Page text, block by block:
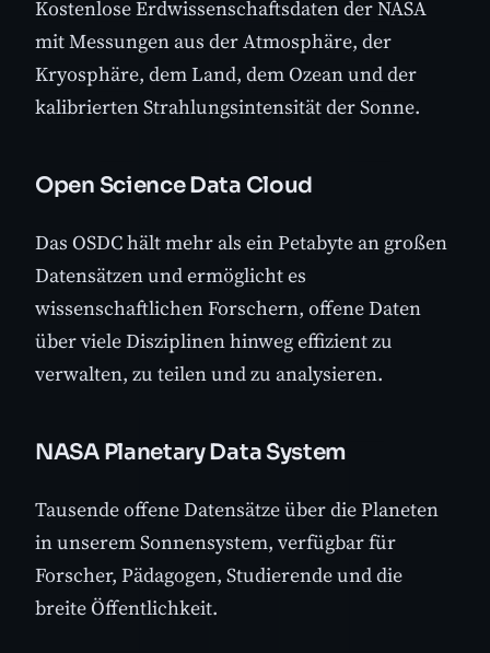
Kostenlose Erdwissenschaftsdaten der NASA
mit Messungen aus der Atmosphäre, der
Kryosphäre, dem Land, dem Ozean und der
kalibrierten Strahlungsintensität der Sonne.
Open Science Data Cloud
Das OSDC hält mehr als ein Petabyte an großen
Datensätzen und ermöglicht es
wissenschaftlichen Forschern, offene Daten
über viele Disziplinen hinweg effizient zu
verwalten, zu teilen und zu analysieren.
NASA Planetary Data System
Tausende offene Datensätze über die Planeten
in unserem Sonnensystem, verfügbar für
Forscher, Pädagogen, Studierende und die
breite Öffentlichkeit.